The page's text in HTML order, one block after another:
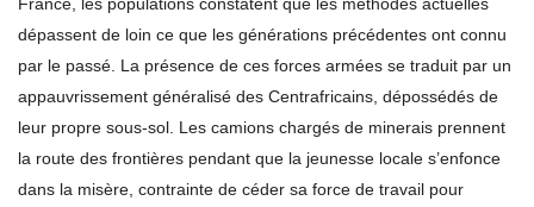
France, les populations constatent que les méthodes actuelles
dépassent de loin ce que les générations précédentes ont connu
par le passé. La présence de ces forces armées se traduit par un
appauvrissement généralisé des Centrafricains, dépossédés de
leur propre sous-sol. Les camions chargés de minerais prennent
la route des frontières pendant que la jeunesse locale s’enfonce
dans la misère, contrainte de céder sa force de travail pour